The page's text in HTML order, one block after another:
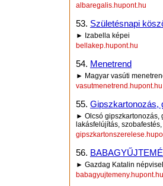
albaregalis.hupont.hu
53. Születésnapi
► Izabella képei
bellakep.hupont.hu
54. Menetrend
► Magyar vasúti
vasutmenetrend.hupont.hu
55. Gipszkartonozás,
► Olcsó gipszkartonozás,
lakásfelújítás,
56.
► Gazdag Katalin
babagyujtemeny.hupont.hu